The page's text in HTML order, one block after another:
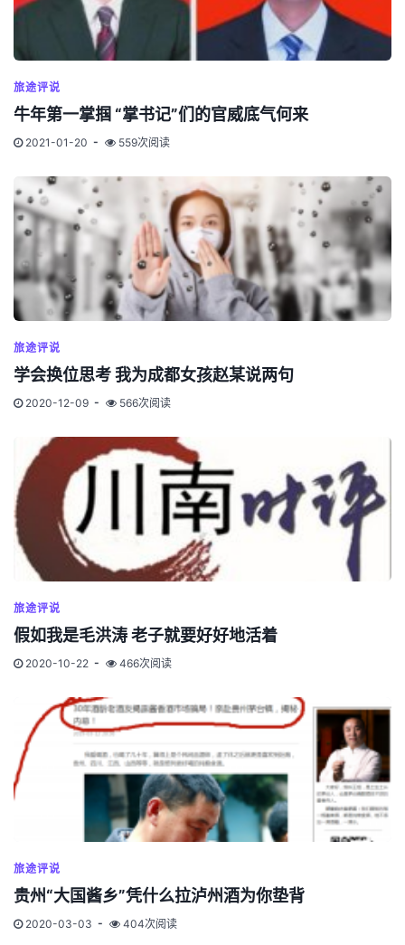
旅途评说
牛年第一掌掴 “掌书记”们的官威底气何来
2021-01-20 559次阅读
旅途评说
学会换位思考 我为成都女孩赵某说两句
2020-12-09 566次阅读
旅途评说
假如我是毛洪涛 老子就要好好地活着
2020-10-22 466次阅读
旅途评说
贵州“大国酱乡”凭什么拉泸州酒为你垫背
2020-03-03 404次阅读